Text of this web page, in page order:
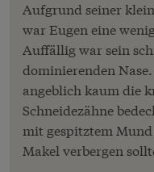
Aufgrund seiner
war Eugen eine
Auffällig war sein
dominierenden
angeblich kaum die
Schneidezähne
mit gespitztem
Makel verbergen